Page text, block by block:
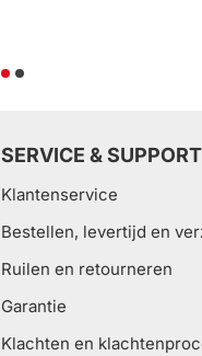
SERVICE & SUPPORT
Klantenservice
Bestellen, levertijd en
Ruilen en retourneren
Garantie
Klachten en